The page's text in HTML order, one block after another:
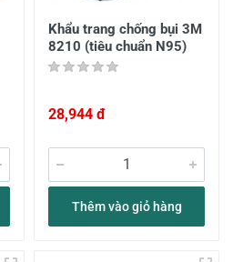
Khẩu trang chống bụi 3M
8210 (tiêu chuẩn N95)
28,944 đ
Thêm vào giỏ hàng